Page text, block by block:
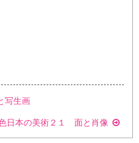
写生画
日本の美術２１ 面と肖像